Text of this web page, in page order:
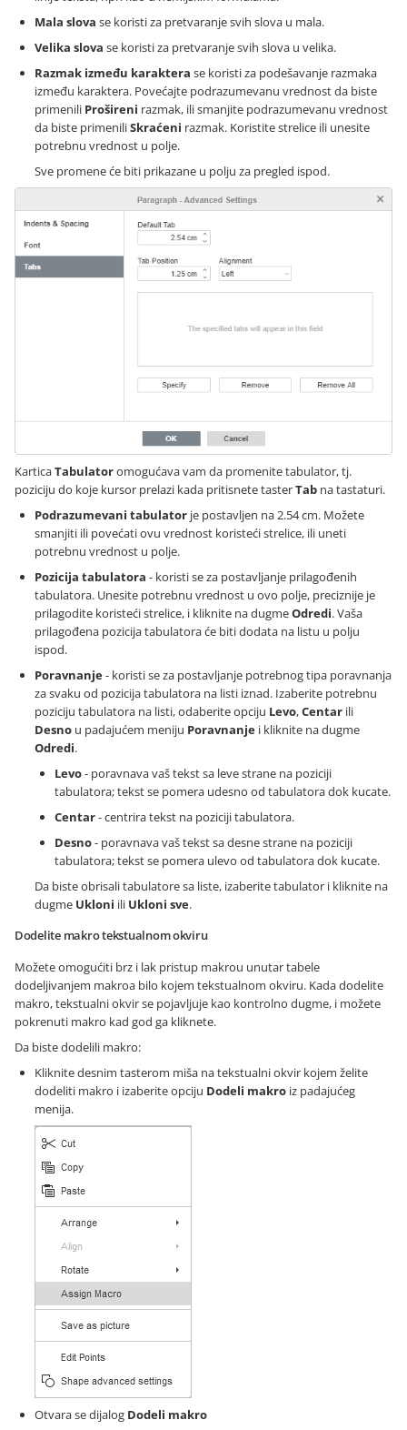
Mala slova se koristi za pretvaranje svih slova u mala.
Velika slova se koristi za pretvaranje svih slova u velika.
Razmak između karaktera se koristi za podešavanje razmaka
između karaktera. Povećajte podrazumevanu vrednost da biste
primenili Prošireni razmak, ili smanjite podrazumevanu vrednost
da biste primeniliSkraćeni razmak. Koristite strelice ili unesite
potrebnu vrednost u polje.
Sve promene će biti prikazane u polju za pregled ispod.
KarticaTabulatoromogućava vam da promenite tabulator, tj.
poziciju do koje kursor prelazi kada pritisnete tasterTab na tastaturi.
Podrazumevani tabulator je postavljen na 2.54 cm. Možete
smanjiti ili povećati ovu vrednost koristeći strelice, ili uneti
potrebnu vrednost u polje.
Pozicija tabulatora - koristi se za postavljanje prilagođenih
tabulatora. Unesite potrebnu vrednost u ovo polje, preciznije je
prilagodite koristeći strelice, i kliknite na dugmeOdredi. Vaša
prilagođena pozicija tabulatora će biti dodata na listu u polju
ispod.
Poravnanje- koristi se za postavljanje potrebnog tipa poravnanja
za svaku od pozicija tabulatora na listi iznad. Izaberite potrebnu
poziciju tabulatora na listi, odaberite opciju Levo,Centar ili
Desno u padajućem meniju Poravnanje i kliknite na dugme
Odredi.
Levo- poravnava vaš tekst sa leve strane na poziciji
tabulatora; tekst se pomera udesno od tabulatora dok kucate.
Centar- centrira tekst na poziciji tabulatora.
Desno- poravnava vaš tekst sa desne strane na poziciji
tabulatora; tekst se pomera ulevo od tabulatora dok kucate.
Da biste obrisali tabulatore sa liste, izaberite tabulator i kliknite na
dugme Ukloni ili Ukloni sve.
Dodelite makro tekstualnom okviru
Možete omogućiti brz i lak pristup makrou unutar tabele
dodeljivanjem makroa bilo kojem tekstualnom okviru. Kada dodelite
makro, tekstualni okvir se pojavljuje kao kontrolno dugme, i možete
pokrenuti makro kad god ga kliknete.
Da biste dodelili makro:
Kliknite desnim tasterom miša na tekstualni okvir kojem želite
dodeliti makro i izaberite opciju Dodeli makro iz padajućeg
menija.
Otvara se dijalog Dodeli makro